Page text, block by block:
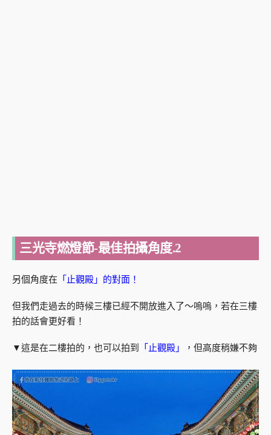
三光寺燃燈節-最佳拍攝角度.2
另個角度在 「止觀殿」的對面！
但我們走過去的時候三樓已經不開放進入了～嗚嗚，若在三樓
拍的話會更好看！
▼這是在二樓拍的，也可以拍到 「止觀殿」 ，但高度稍嫌不夠